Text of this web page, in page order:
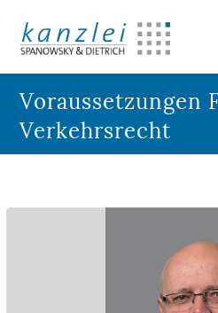
Voraussetzungen
Verkehrsrecht